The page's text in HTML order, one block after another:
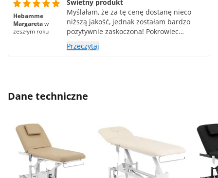
Hebamme
Margaretaw
zeszłym roku
Świetny produkt
Myślałam, że za tę cenę dostanę nieco
niższą jakość, jednak zostałam bardzo
pozytywnie zaskoczona! Pokrowiec
sprawia wrażenie solidnego, podobnie jak
sama rama i koła, które również doskonale
pierwszej wizycie, umówiono mnie na
bardzo dobrze zapakowany, paleta na
której stał uległa uszkodzeniu w
transporcie, jednak po kilkukrotnym
zapakowaniu nie stwierdzono żadnych
wad!
Przeczytaj
Dane techniczne